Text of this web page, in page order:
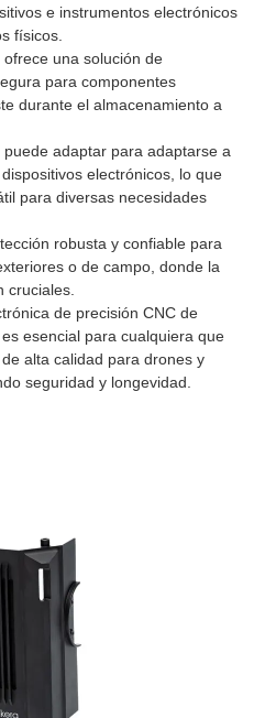
e instrumentos electrónicos
físicos.
una solución de
para componentes
durante el almacenamiento a
adaptar para adaptarse a
electrónicos, lo que
para diversas necesidades
robusta y confiable para
o de campo, donde la
cruciales.
de precisión CNC de
esencial para cualquiera que
alta calidad para drones y
seguridad y longevidad.